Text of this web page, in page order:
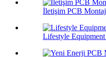
İletişim PCB
Lifestyle